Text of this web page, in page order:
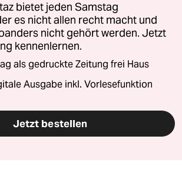
bietet jeden Samstag
es nicht allen recht macht und
nicht gehört werden. Jetzt
kennenlernen.
als gedruckte Zeitung frei Haus
Ausgabe inkl. Vorlesefunktion
Jetzt bestellen